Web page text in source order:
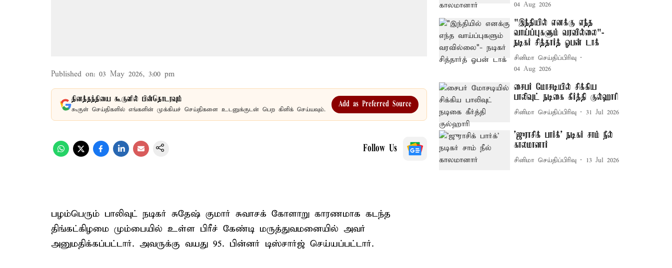
Published on: 03 May 2026, 3:00 pm
தினத்தந்தியை கூகுளில் பின்தொடரவும்
கூகுள் செய்திகளில் எங்களின் முக்கியச் செய்திகளை உடனுக்குடன் பெற கிளிக் செய்யவும்.
Add as Preferred Source
Follow Us
பழம்பெரும் பாலிவுட் நடிகர் சுதேஷ் குமார் சுவாசக் கோளாறு காரணமாக கடந்த
திங்கட்கிழமை மும்பையில் உள்ள பிரீச் கேண்டி மருத்துவமனையில் அவர்
அனுமதிக்கப்பட்டார். அவருக்கு வயது 95. பின்னர் டிஸ்சார்ஜ் செய்யப்பட்டார்.
04 Aug 2026
"இந்தியில் எனக்கு எந்த
வாய்ப்புகளும் வரவில்லை"-
நடிகர் சித்தார்த் ஓபன் டாக்
சினிமா செய்திப்பிரிவு
04 Aug 2026
சைபர் மோசடியில் சிக்கிய
பாலிவுட் நடிகை கீர்த்தி குல்ஹாரி
சினிமா செய்திப்பிரிவு 31 Jul 2026
'ஜுராசிக் பார்க்' நடிகர் சாம் நீல்
காலமானார்
சினிமா செய்திப்பிரிவு 13 Jul 2026